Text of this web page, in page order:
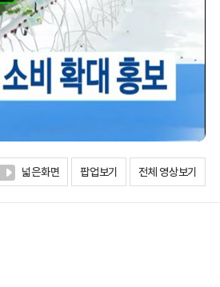
넓은화면 팝업보기 전체 영상보기